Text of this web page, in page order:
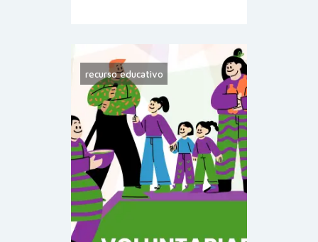
recurso educativo